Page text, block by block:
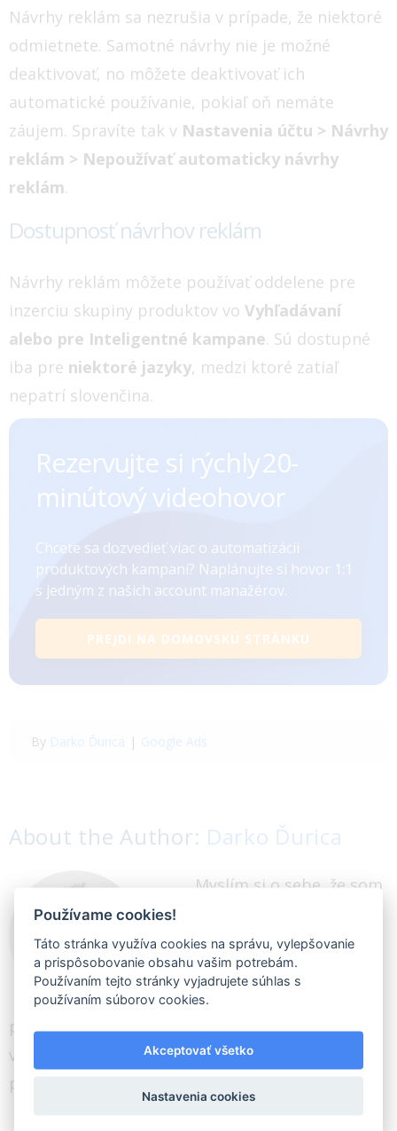
Návrhy reklám sa nezrušia v prípade, že niektoré
odmietnete. Samotné návrhy nie je možné
deaktivovať, no môžete deaktivovať ich
automatické používanie, pokiaľ oň nemáte
záujem. Spravíte tak v Nastavenia účtu > Návrhy
reklám > Nepoužívať automaticky návrhy
reklám.
Dostupnosť návrhov reklám
Návrhy reklám môžete používať oddelene pre
inzerciu skupiny produktov vo Vyhľadávaní
alebo pre Inteligentné kampane. Sú dostupné
iba pre niektoré jazyky, medzi ktoré zatiaľ
nepatrí slovenčina.
Rezervujte si rýchly ㅤㅤㅤㅤ20-
minútový videohovor
Chcete sa dozvedieť viac o automatizácii
produktových kampaní? Naplánujte si hovor 1:1
s jedným z našich account manažérov.
PREJDI NA DOMOVSKÚ STRÁNKU
By Darko Ďurica | Google Ads
About the Author: Darko Ďurica
Myslím si o sebe, že som
Ponúkam ľuďom to, čo
potrebujú. Tiež sa rád
dozvedám všetko nové a
píšem články o digitálnom marketingu. Som
veľkým milovníkom kvalitného jedla, falafelu a
piva.
Používame cookies!
Táto stránka využíva cookies na správu, vylepšovanie
a prispôsobovanie obsahu vašim potrebám.
Používaním tejto stránky vyjadrujete súhlas s
používaním súborov cookies.
Akceptovať všetko
Nastavenia cookies